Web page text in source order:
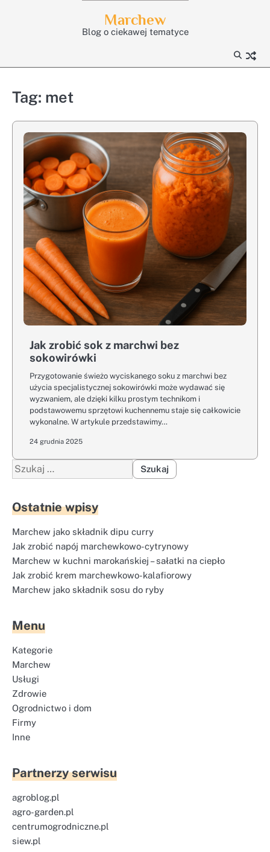
Marchew
Blog o ciekawej tematyce
Tag: met
Jak zrobić sok z marchwi bez
sokowirówki
Przygotowanie świeżo wyciskanego soku z marchwi bez
użycia specjalistycznej sokowirówki może wydawać się
wyzwaniem, ale dzięki kilku prostym technikom i
podstawowemu sprzętowi kuchennemu staje się całkowicie
wykonalne. W artykule przedstawimy…
24 grudnia 2025
Szukaj:
Ostatnie wpisy
Marchew jako składnik dipu curry
Jak zrobić napój marchewkowo-cytrynowy
Marchew w kuchni marokańskiej – sałatki na ciepło
Jak zrobić krem marchewkowo-kalafiorowy
Marchew jako składnik sosu do ryby
Menu
Kategorie
Marchew
Usługi
Zdrowie
Ogrodnictwo i dom
Firmy
Inne
Partnerzy serwisu
agroblog.pl
agro-garden.pl
centrumogrodniczne.pl
siew.pl